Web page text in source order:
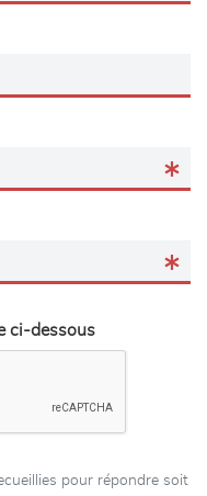
ci-dessous
pour répondre soit